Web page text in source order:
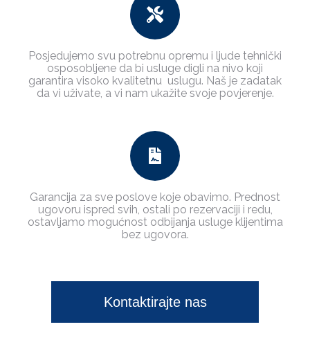
Posjedujemo svu potrebnu opremu i ljude tehnički
osposobljene da bi usluge digli na nivo koji
garantira visoko kvalitetnu uslugu. Naš je zadatak
da vi uživate, a vi nam ukažite svoje povjerenje.
Garancija za sve poslove koje obavimo. Prednost
ugovoru ispred svih, ostali po rezervaciji i redu,
ostavljamo mogućnost odbijanja usluge klijentima
bez ugovora.
Kontaktirajte nas